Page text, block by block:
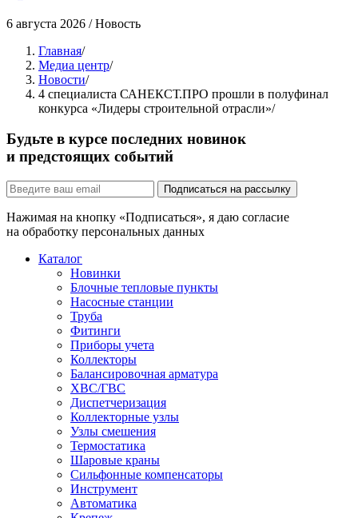
6 августа 2026 / Новость
Главная/
Медиа центр/
Новости/
4 специалиста САНЕКСТ.ПРО прошли в полуфинал
конкурса «Лидеры строительной отрасли»/
Будьте в курсе последних новинок
и предстоящих событий
Подписаться на рассылку
Нажимая на кнопку «Подписаться», я даю согласие
на обработку персональных данных
Каталог
Новинки
Блочные тепловые пункты
Насосные станции
Труба
Фитинги
Приборы учета
Коллекторы
Балансировочная арматура
ХВС/ГВС
Диспетчеризация
Коллекторные узлы
Узлы смешения
Термостатика
Шаровые краны
Сильфонные компенсаторы
Инструмент
Автоматика